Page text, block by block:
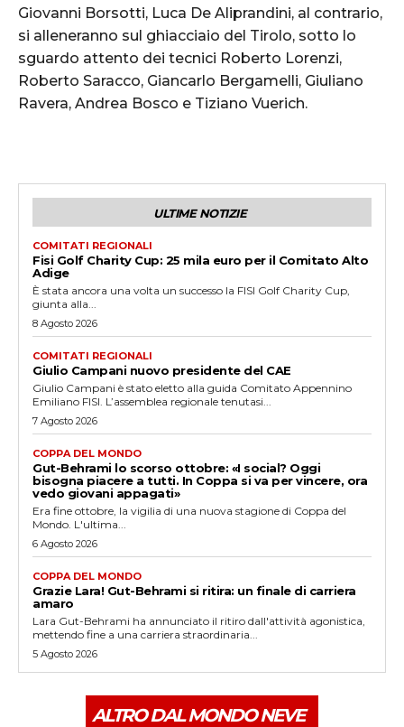
Giovanni Borsotti, Luca De Aliprandini, al contrario,
si alleneranno sul ghiacciaio del Tirolo, sotto lo
sguardo attento dei tecnici Roberto Lorenzi,
Roberto Saracco, Giancarlo Bergamelli, Giuliano
Ravera, Andrea Bosco e Tiziano Vuerich.
ULTIME NOTIZIE
COMITATI REGIONALI
Fisi Golf Charity Cup: 25 mila euro per il Comitato Alto
Adige
È stata ancora una volta un successo la FISI Golf Charity Cup,
giunta alla...
8 Agosto 2026
COMITATI REGIONALI
Giulio Campani nuovo presidente del CAE
Giulio Campani è stato eletto alla guida Comitato Appennino
Emiliano FISI. L’assemblea regionale tenutasi...
7 Agosto 2026
COPPA DEL MONDO
Gut-Behrami lo scorso ottobre: «I social? Oggi
bisogna piacere a tutti. In Coppa si va per vincere, ora
vedo giovani appagati»
Era fine ottobre, la vigilia di una nuova stagione di Coppa del
Mondo. L'ultima...
6 Agosto 2026
COPPA DEL MONDO
Grazie Lara! Gut-Behrami si ritira: un finale di carriera
amaro
Lara Gut-Behrami ha annunciato il ritiro dall'attività agonistica,
mettendo fine a una carriera straordinaria...
5 Agosto 2026
ALTRO DAL MONDO NEVE